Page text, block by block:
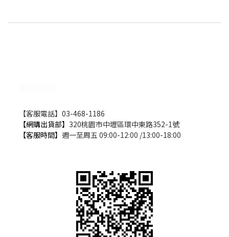
【客服電話】03-468-1186
【網購出貨部】 320桃園市中壢區環中東路352-1號
【客服時間】 週一至周五 09:00-12:00 /13:00-18:00